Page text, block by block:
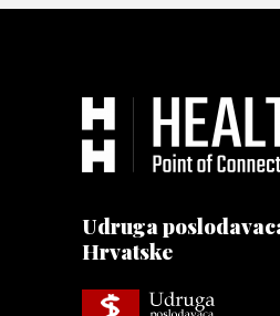
Udruga
Hrvatske